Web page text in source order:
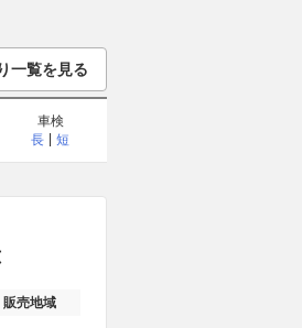
一覧を見る
車検
長
短
販売地域